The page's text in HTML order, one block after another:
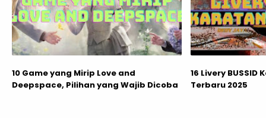
10 Game yang Mirip Love and
Deepspace, Pilihan yang Wajib Dicoba
16 Livery
Terbaru 2025